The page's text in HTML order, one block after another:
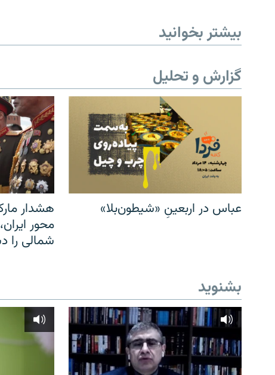
بیشتر بخوانید
گزارش و تحلیل
عباس در اربعینِ «شیطون‌بلا»
هشدار
محور
شمالی
بشنوید